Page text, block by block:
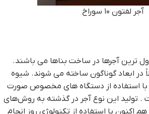
آجر لفتون ۱۰ سوراخ
از متداول ترین آجرها در ساخت بناها می باشند.
در ابعاد گوناگون ساخته می شوند. شیوه
با استفاده از دستگاه های مخصوص صورت
. تولید این نوع آجر در گذشته به روش‌های
اکنون با استفاده از تکنولوژی روز انجام